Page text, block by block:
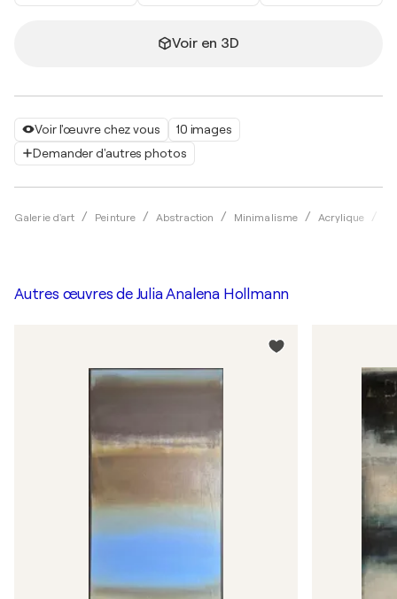
Voir l'œuvre chez vous
10 images
Demander d'autres photos
Galerie d'art Peinture Abstraction Minimalisme Acrylique
Voir en 3D
Autres œuvres de Julia Analena Hollmann